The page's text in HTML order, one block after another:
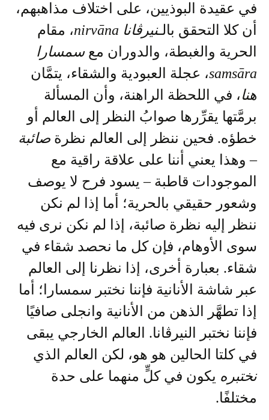
في عقيدة البوذيين، على اختلاف مذاهبهم،
أن كلا التحقق بالـنيرڤانا nirvāna، مقام
الحرية والغبطة، والدوران معسمسارا
samsāra، عجلة العبودية والشقاء، يتمَّان
هنا، في اللحظة الراهنة، وأن المسألة
برمَّتها يقرِّرها صوابُ النظر إلى العالم أو
خطؤه. فحين ننظر إلى العالم نظرة صائبة
– وهذا يعني أننا على علاقة راقية مع
الموجودات قاطبة – يسود فرح لا يوصف
وشعور حقيقي بالحرية؛ أما إذا لم نكن
ننظر إليه نظرة صائبة، إذا لم نكن نرى فيه
سوى الأوهام، فإن كل ما نحصد شقاء في
شقاء. بعبارة أخرى، إذا نظرنا إلى العالم
عبر شاشة الأنانية فإننا نختبر سمسارا؛ أما
إذا تطهَّر الذهن من الأنانية وانجلى صافيًا
فإننا نختبر النيرڤانا. العالم الخارجي يبقى
في كلتا الحالين هو هو، لكن العالم الذي
نختبره يكون في كلٍّ منهما على حدة
مختلفًا.